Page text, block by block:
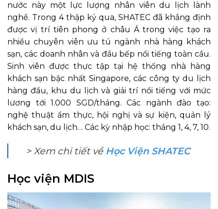
nước này một lực lượng nhân viên du lịch lành
nghề. Trong 4 thập kỷ qua, SHATEC đã khẳng định
được vị trí tiên phong ở châu Á trong việc tạo ra
nhiều chuyên viên ưu tú ngành nhà hàng khách
sạn, các doanh nhân và đầu bếp nổi tiếng toàn cầu.
Sinh viên được thực tập tại hệ thống nhà hàng
khách sạn bậc nhất Singapore, các công ty du lịch
hàng đầu, khu du lịch và giải trí nổi tiếng với mức
lương tới 1.000 SGD/tháng. Các ngành đào tạo:
nghệ thuật ẩm thực, hội nghị và sự kiện, quản lý
khách sạn, du lịch… Các kỳ nhập học: tháng 1, 4, 7, 10.
> Xem chi tiết về Học Viện SHATEC
Học viện MDIS